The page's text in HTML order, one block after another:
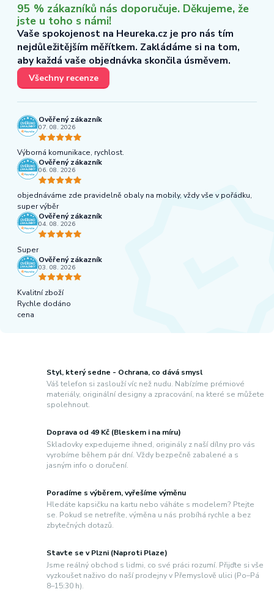
Styl, který sedne - Ochrana, co dává smysl
Váš telefon si zaslouží víc než nudu. Nabízíme prémiové
materiály, originální designy a zpracování, na které se můžete
spolehnout.
Doprava od 49 Kč (Bleskem i na míru)
Skladovky expedujeme ihned, originály z naší dílny pro vás
vyrobíme během pár dní. Vždy bezpečně zabalené a s
jasným info o doručení.
Poradíme s výběrem, vyřešíme výměnu
Hledáte kapsičku na kartu nebo váháte s modelem? Ptejte
se. Pokud se netrefíte, výměna u nás probíhá rychle a bez
zbytečných dotazů.
Stavte se v Plzni (Naproti Plaze)
Jsme reálný obchod s lidmi, co své práci rozumí. Přijďte si vše
vyzkoušet naživo do naší prodejny v Přemyslově ulici (Po–Pá
8–15:30 h).
95 % zákazníků nás doporučuje. Děkujeme, že
jste u toho s námi!
Vaše spokojenost na Heureka.cz je pro nás tím
nejdůležitějším měřítkem. Zakládáme si na tom,
aby každá vaše objednávka skončila úsměvem.
Všechny recenze
Ověřený zákazník
07. 08. 2026
Výborná komunikace, rychlost.
Ověřený zákazník
06. 08. 2026
objednáváme zde pravidelně obaly na mobily, vždy vše v pořádku,
super výběr
Ověřený zákazník
04. 08. 2026
Super
Ověřený zákazník
03. 08. 2026
Kvalitní zboží
Rychle dodáno
cena